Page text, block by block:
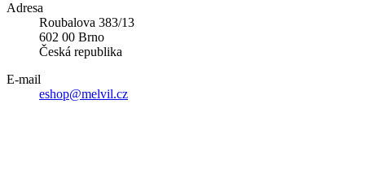
Adresa
Roubalova 383/13
602 00 Brno
Česká republika
E-mail
eshop@melvil.cz